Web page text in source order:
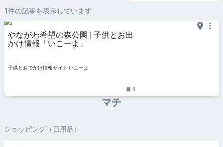
1件の記事を表示しています
やながわ希望の森公園 | 子供とお出
かけ情報「いこーよ」
子供とおでかけ情報サイト いこーよ
3
マチ
ショッピング（日用品）